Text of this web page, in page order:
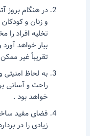
در هنگام بروز
و زنان و
تخلیه افراد را
ببار خواهد
تقریباً غیر
به لحاظ
راحت و آسانی
خواهد بود .
فضای مفید
زیادی را در